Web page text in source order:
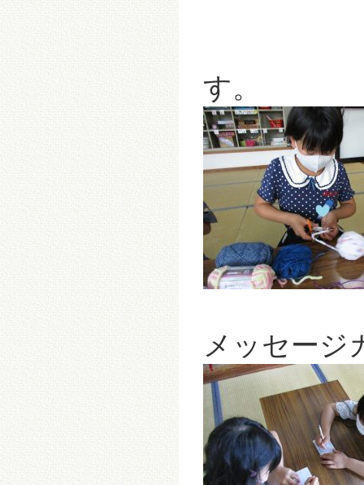
す。
メッセージ